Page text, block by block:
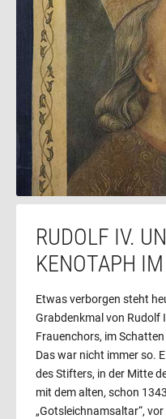
RUDOLF IV.
KENOTAPH
Etwas verborgen steht
Grabdenkmal von Rudolf
Frauenchors, im
Das war nicht immer so.
des Stifters, in der Mitte
mit dem alten, schon
„Gotsleichnamsaltar“,